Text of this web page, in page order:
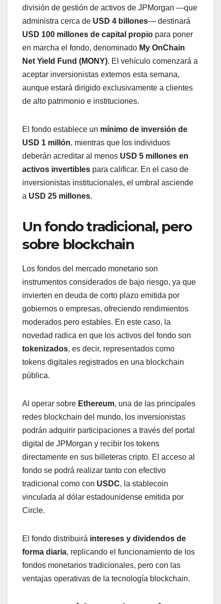
división de gestión de activos de JPMorgan —que
administra cerca de USD 4 billones— destinará
USD 100 millones de capital propio para poner
en marcha el fondo, denominado My OnChain
Net Yield Fund (MONY). El vehículo comenzará a
aceptar inversionistas externos esta semana,
aunque estará dirigido exclusivamente a clientes
de alto patrimonio e instituciones.
El fondo establece un mínimo de inversión de
USD 1 millón, mientras que los individuos
deberán acreditar al menos USD 5 millones en
activos invertibles para calificar. En el caso de
inversionistas institucionales, el umbral asciende
a USD 25 millones.
Un fondo tradicional, pero
sobre blockchain
Los fondos del mercado monetario son
instrumentos considerados de bajo riesgo, ya que
invierten en deuda de corto plazo emitida por
gobiernos o empresas, ofreciendo rendimientos
moderados pero estables. En este caso, la
novedad radica en que los activos del fondo son
tokenizados, es decir, representados como
tokens digitales registrados en una blockchain
pública.
Al operar sobre Ethereum, una de las principales
redes blockchain del mundo, los inversionistas
podrán adquirir participaciones a través del portal
digital de JPMorgan y recibir los tokens
directamente en sus billeteras cripto. El acceso al
fondo se podrá realizar tanto con efectivo
tradicional como con USDC, la stablecoin
vinculada al dólar estadounidense emitida por
Circle.
El fondo distribuirá intereses y dividendos de
forma diaria, replicando el funcionamiento de los
fondos monetarios tradicionales, pero con las
ventajas operativas de la tecnología blockchain.